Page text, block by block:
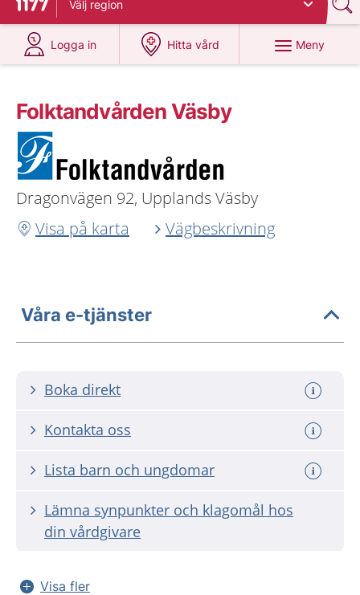
Till startsidan för 1177
Välj region
Logga in
på 1177.se
Hitta vård
på 1177.se
Meny
Folktandvården Väsby
Dragonvägen 92, Upplands Väsby
Visa på karta
Vägbeskrivning
Våra e-tjänster
Boka direkt
Kontakta oss
Lista barn och ungdomar
Lämna synpunkter och klagomål hos
din vårdgivare
Visa fler